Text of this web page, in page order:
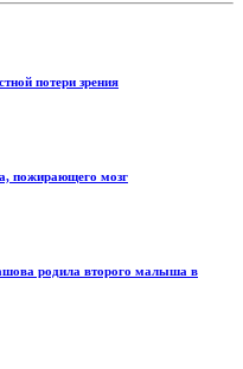
потери зрения
пожирающего мозг
родила второго малыша в